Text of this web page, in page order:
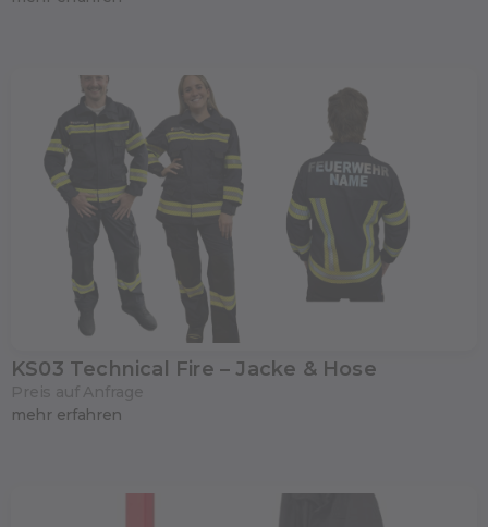
KS03 Technical Fire – Jacke & Hose
mehr erfahren